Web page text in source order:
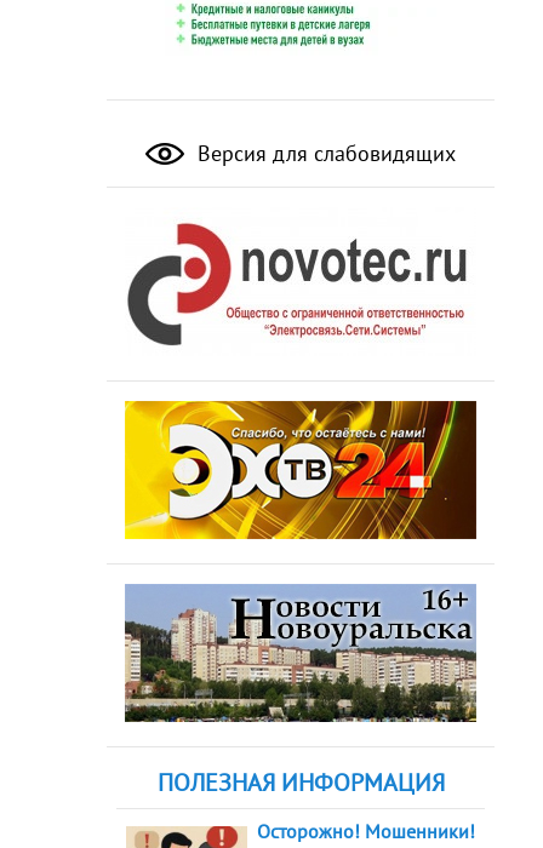
Версия для слабовидящих
ПОЛЕЗНАЯ ИНФОРМАЦИЯ
Осторожно! Мошенники!